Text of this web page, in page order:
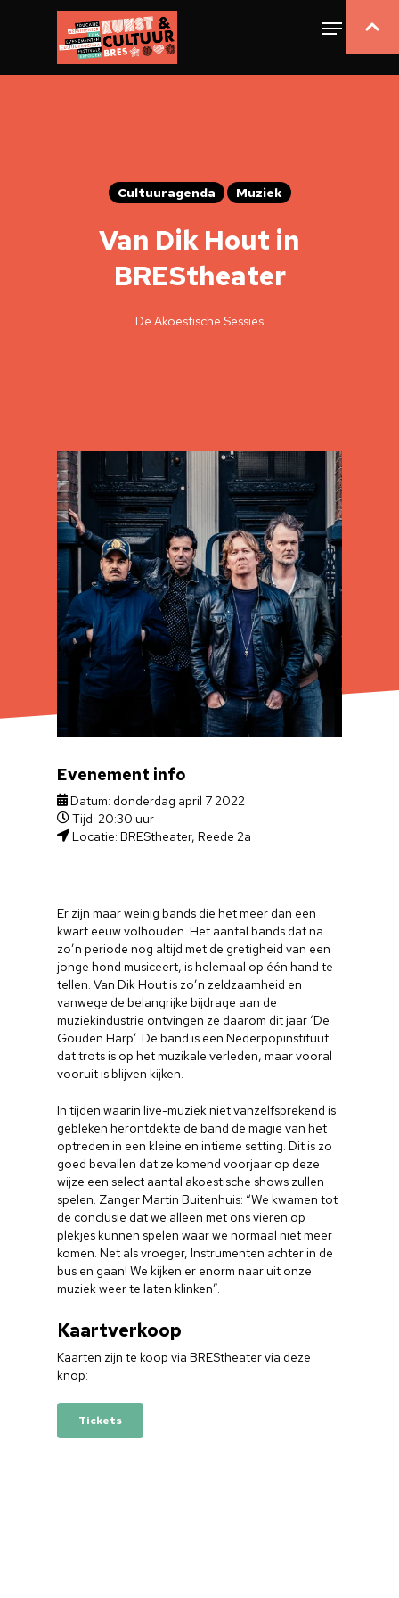
Cultuuragenda Muziek
Van Dik Hout in
BREStheater
De Akoestische Sessies
Er zijn maar weinig bands die het meer dan een
kwart eeuw volhouden. Het aantal bands dat na
zo’n periode nog altijd met de gretigheid van een
jonge hond musiceert, is helemaal op één hand te
tellen. Van Dik Hout is zo’n zeldzaamheid en
vanwege de belangrijke bijdrage aan de
muziekindustrie ontvingen ze daarom dit jaar ‘De
Gouden Harp’. De band is een Nederpopinstituut
dat trots is op het muzikale verleden, maar vooral
vooruit is blijven kijken.
In tijden waarin live-muziek niet vanzelfsprekend is
gebleken herontdekte de band de magie van het
optreden in een kleine en intieme setting. Dit is zo
goed bevallen dat ze komend voorjaar op deze
wijze een select aantal akoestische shows zullen
spelen. Zanger Martin Buitenhuis: “We kwamen tot
de conclusie dat we alleen met ons vieren op
plekjes kunnen spelen waar we normaal niet meer
komen. Net als vroeger, Instrumenten achter in de
bus en gaan! We kijken er enorm naar uit onze
muziek weer te laten klinken”.
Kaartverkoop
Kaarten zijn te koop via BREStheater via deze
knop:
Tickets
Evenement info
Datum: donderdag april 7 2022
Tijd: 20:30 uur
Locatie: BREStheater, Reede 2a